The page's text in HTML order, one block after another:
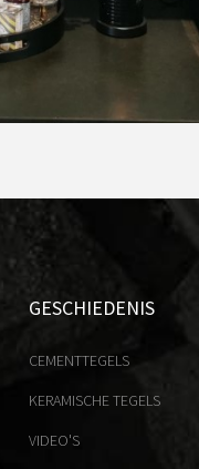
GESCHIEDENIS
CEMENTTEGELS
KERAMISCHE TEGELS
VIDEO'S